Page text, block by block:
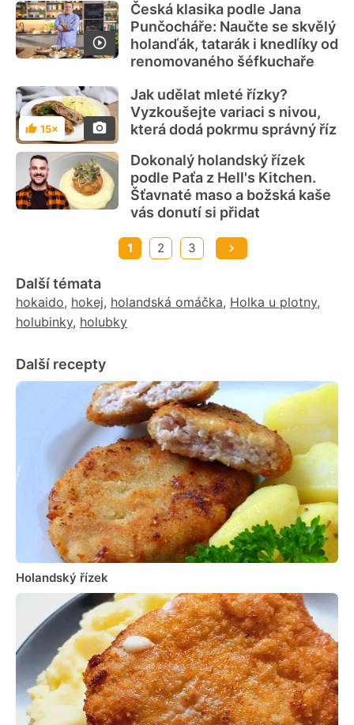
Česká klasika podle Jana
Punčocháře: Naučte se skvělý
holanďák, tatarák i knedlíky od
renomovaného šéfkuchaře
Hodnocení
15×
Jak udělat mleté řízky?
Vyzkoušejte variaci s nivou,
která dodá pokrmu správný říz
Dokonalý holandský řízek
podle Paťa z Hell's Kitchen.
Šťavnaté maso a božská kaše
vás donutí si přidat
1 2 3
Další témata
hokaido, hokej, holandská omáčka, Holka u plotny,
holubinky, holubky
Další recepty
Holandský řízek